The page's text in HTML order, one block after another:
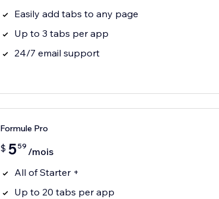
Easily add tabs to any page
Up to 3 tabs per app
24/7 email support
Formule Pro
$ 559 /mois
All of Starter +
Up to 20 tabs per app